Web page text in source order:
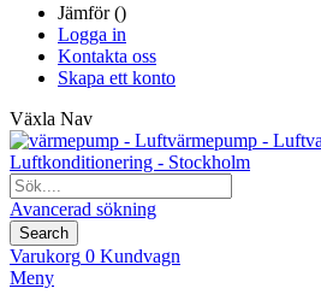
Jämför ()
Logga in
Kontakta oss
Skapa ett konto
Växla Nav
Avancerad sökning
Search
Varukorg 0 Kundvagn
Meny